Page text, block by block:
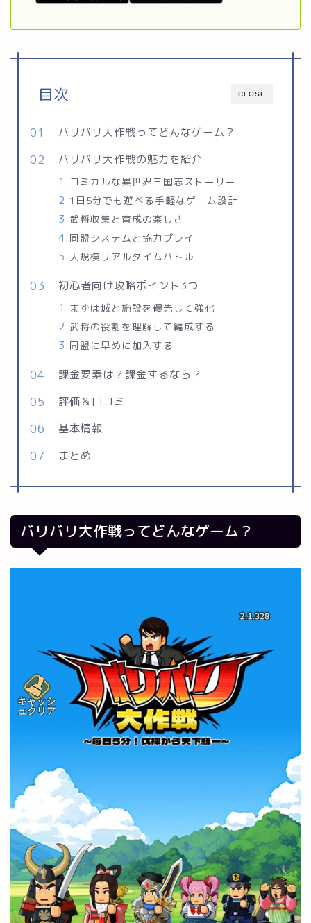
CLOSE
目次
バリバリ大作戦ってどんなゲーム？
バリバリ大作戦の魅力を紹介
コミカルな異世界三国志ストーリー
1日5分でも遊べる手軽なゲーム設計
武将収集と育成の楽しさ
同盟システムと協力プレイ
大規模リアルタイムバトル
初心者向け攻略ポイント3つ
まずは城と施設を優先して強化
武将の役割を理解して編成する
同盟に早めに加入する
課金要素は？課金するなら？
評価＆口コミ
基本情報
まとめ
バリバリ大作戦ってどんなゲーム？